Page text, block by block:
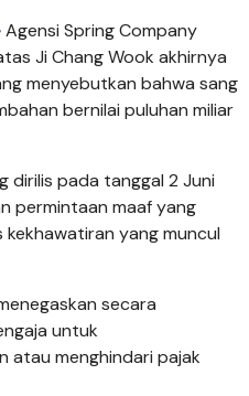
Agensi Spring Company
Ji Chang Wook akhirnya
menyebutkan bahwa sang
bernilai puluhan miliar
dirilis pada tanggal 2 Juni
permintaan maaf yang
yang muncul
secara
untuk
atau menghindari pajak